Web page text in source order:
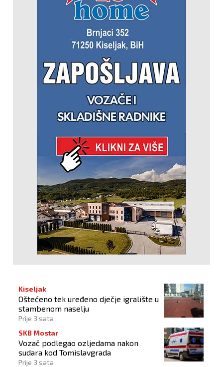
Kiseljak
Oštećeno tek uređeno dječje igralište u
stambenom naselju
Prije 3 sata
SKB Mostar
Vozač podlegao ozljedama nakon
sudara kod Tomislavgrada
Prije 3 sata